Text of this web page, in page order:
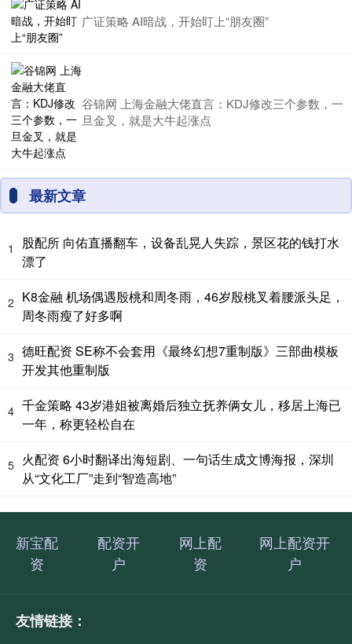
广证策略 AI暗战，开始盯上“朋友圈”
谷锦网 上海金融大佬直言：KDJ修改三个参数，一
旦金叉，就是大牛起涨点
最新文章
1
股配所 向佑直播翻车，设备乱晃人失踪，景区花的钱打水
漂了
2 K8金融 机场偶遇殷桃和周冬雨，46岁殷桃叉着腰派头足，
周冬雨瘦了好多啊
3 德旺配资 SE称不会套用《最终幻想7重制版》三部曲模板
开发其他重制版
4 千金策略 43岁港姐被离婚后独立抚养俩女儿，移居上海已
一年，称更轻松自在
5 火配资 6小时翻译出海短剧、一句话生成文博海报，深圳
从“文化工厂”走到“智造高地”
新宝配
资
配资开
户
网上配
资
网上配资开
户
友情链接：